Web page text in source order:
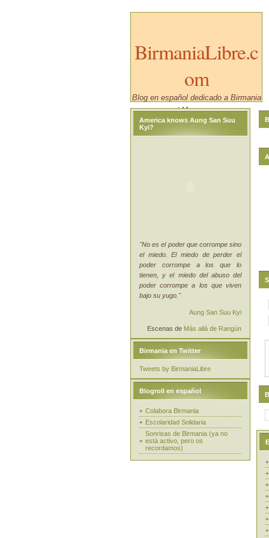
BirmaniaLibre.c
om
Blog en español dedicado a Birmania
/ Myanmar.
America knows Aung San Suu
Kyi?
"No es el poder que corrompe sino
el miedo. El miedo de perder el
poder corrompe a los que lo
tienen, y el miedo del abuso del
poder corrompe a los que viven
bajo su yugo."
Aung San Suu Kyi
Escenas de Más allá de Rangún
Birmania en Twitter
Tweets by BirmaniaLibre
Blogroll en español
Colabora Birmania
Escolaridad Solidaria
Sonrisas de Birmania (ya no
está activo, pero os
recordamos)